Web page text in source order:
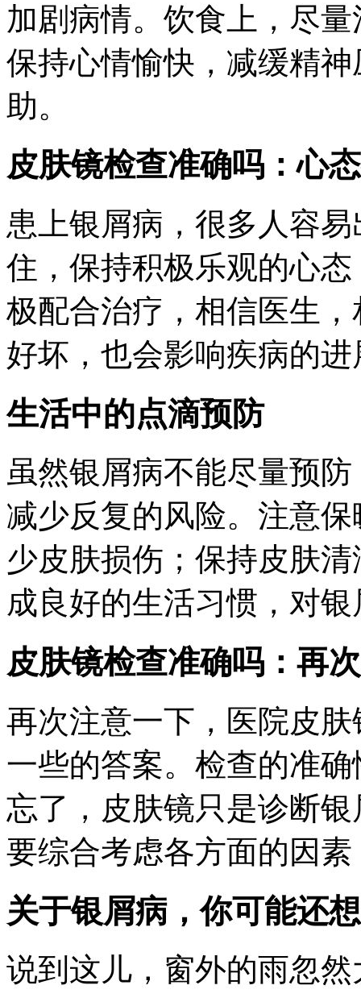
加剧病情。饮食上，尽
保持心情愉快，减缓精
助。
皮肤镜检查准确吗：心
患上银屑病，很多人容
住，保持积极乐观的心
极配合治疗，相信医生
好坏，也会影响疾病的进
生活中的点滴预防
虽然银屑病不能尽量预
减少反复的风险。注意
少皮肤损伤；保持皮肤
成良好的生活习惯，对
皮肤镜检查准确吗：再
再次注意一下，医院皮
一些的答案。检查的准
忘了，皮肤镜只是诊断
要综合考虑各方面的因
关于银屑病，你可能还
说到这儿，窗外的雨忽然